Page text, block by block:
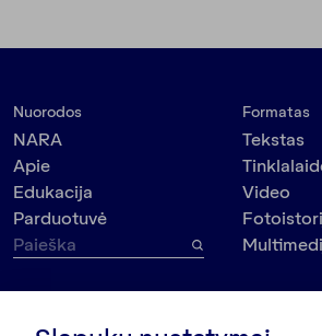
Nuorodos
NARA
Apie
Edukacija
Parduotuvė
Formatas
Tekstas
Video
Visuomenė
VšĮ